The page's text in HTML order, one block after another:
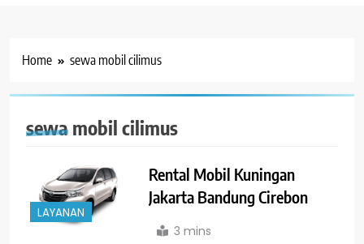
Home sewa mobil cilimus
sewa mobil cilimus
LAYANAN
Rental Mobil Kuningan
Jakarta Bandung Cirebon
3 mins